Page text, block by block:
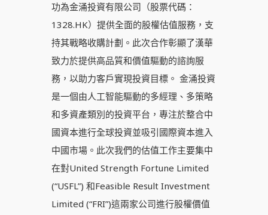
功為金涌投資有限公司（股票代碼：
1328.HK）提供全面的股權估值服務，支
持其戰略收購計劃。此次合作彰顯了漢華
致力於提供高品質和價值驅動的諮詢服
務，以助力客戶實現投資目標。 金涌投資
是一個由人工智能驅動的多經理、多策略
和多資產類別的投資平台，專注於整合中
國資本進行全球投資並吸引國際資本進入
中國市場。此次我們的估值工作主要集中
在對United Strength Fortune Limited
(“USFL”) 和Feasible Result Investment
Limited (“FRI”)這兩家公司進行股權價值